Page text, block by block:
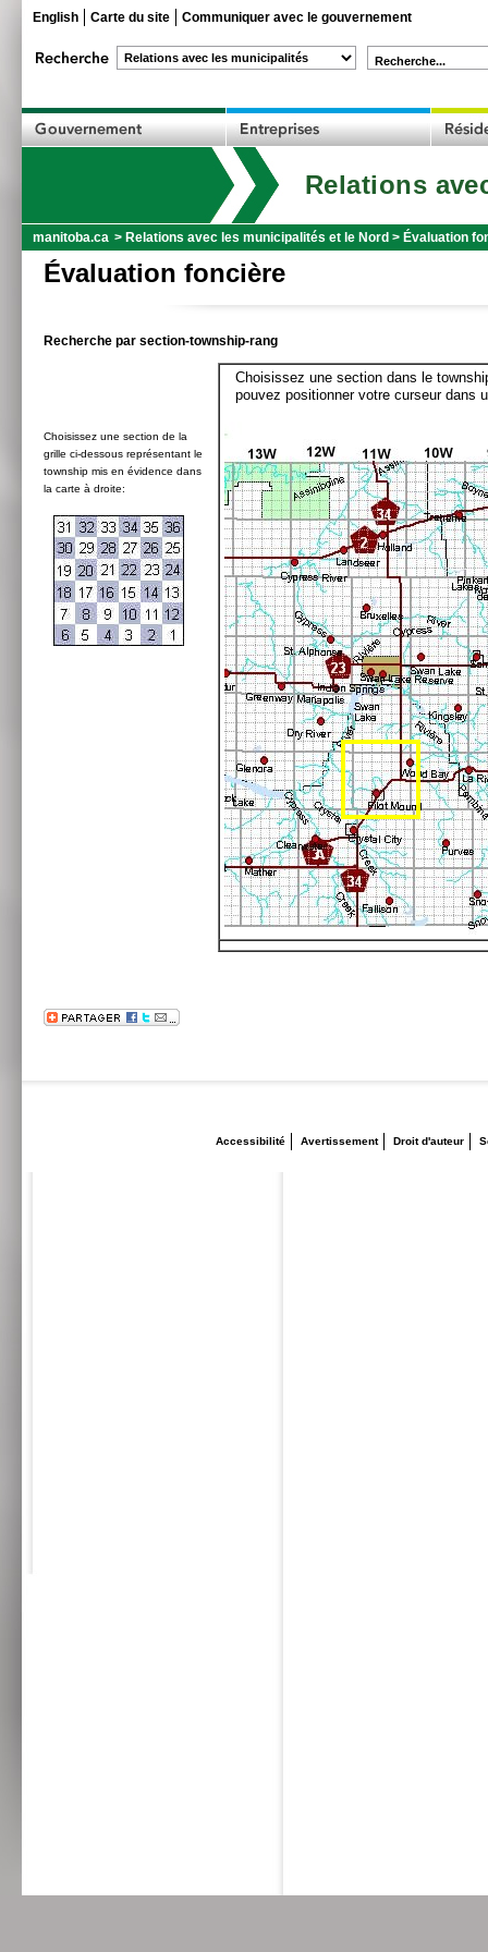
English Carte du site Communiquer avec le gouvernement
Recherche...
Relations
manitoba.ca > Relations avec les municipalités et le Nord > Évaluation
Évaluation foncière
Recherche par section-township-rang
Choisissez une section de la
grille ci-dessous représentant le
township mis en évidence dans
la carte à droite:
Choisissez une section dans le
pouvez positionner votre curseur dans
Accessibilité Avertissement Droit d'auteur